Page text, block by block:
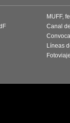
MUFF,
Canal
Líneas